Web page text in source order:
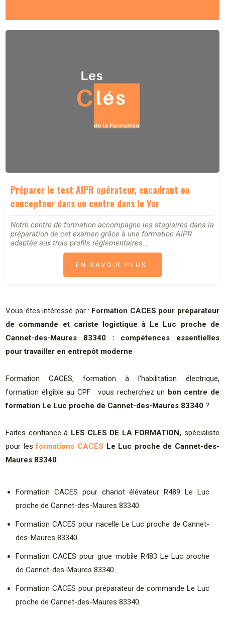
Préparer le test AIPR opérateur, encadrant ou
concepteur dans un centre dans le Var
Notre centre de formation accompagne les stagiaires dans la
préparation de cet examen grâce à une formation AIPR
adaptée aux trois profils réglementaires...
EN SAVOIR PLUS
Vous êtes intéressé par : Formation CACES pour préparateur
de commande et cariste logistique à Le Luc proche de
Cannet-des-Maures 83340 : compétences essentielles
pour travailler en entrepôt moderne
Formation CACES, formation à l'habilitation électrique,
formation éligible au CPF : vous recherchez un bon centre de
formation Le Luc proche de Cannet-des-Maures 83340 ?
Faites confiance à LES CLES DE LA FORMATION, spécialiste
pour lesformations CACES Le Luc proche de Cannet-des-
Maures 83340.
Formation CACES pour chariot élévateur R489 Le Luc
proche de Cannet-des-Maures 83340.
Formation CACES pour nacelle Le Luc proche de Cannet-
des-Maures 83340.
Formation CACES pour grue mobile R483 Le Luc proche
de Cannet-des-Maures 83340.
Formation CACES pour préparateur de commande Le Luc
proche de Cannet-des-Maures 83340.